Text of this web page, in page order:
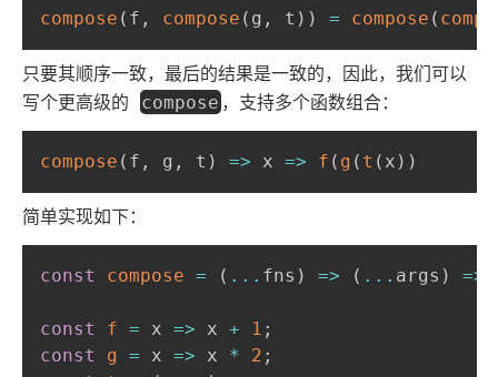
compose ( f , compose ( g , t ) ) = compose (
只要其顺序一致，最后的结果是一致的，因此，我们可以
写个更高级的
compose，支持多个函数组合：
compose ( f , g , t ) => x => f ( g ( t ( x ) )
简单实现如下：
const compose = ( ... fns ) => ( ... args ) =>
const f = x => x + 1 ;
const
g = x => x * 2 ;